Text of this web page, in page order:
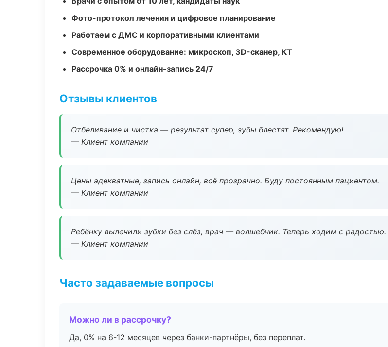
Фото-протокол лечения и цифровое планирование
Работаем с ДМС и корпоративными клиентами
Современное оборудование: микроскоп, 3D-сканер, КТ
Рассрочка 0% и онлайн-запись 24/7
Отзывы клиентов
Отбеливание и чистка — результат супер, зубы блестят. Рекомендую!
— Клиент компании
Цены адекватные, запись онлайн, всё прозрачно. Буду постоянным пациентом.
— Клиент компании
Ребёнку вылечили зубки без слёз, врач — волшебник. Теперь ходим с радостью.
— Клиент компании
Часто задаваемые вопросы
Можно ли в рассрочку?
Да, 0% на 6-12 месяцев через банки-партнёры, без переплат.